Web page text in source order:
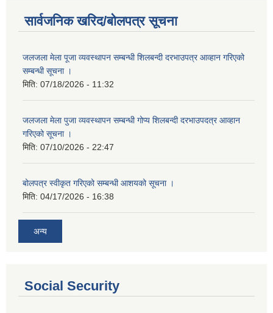
सार्वजनिक खरिद/बोलपत्र सूचना
जलजला मेला पूजा व्यवस्थापन सम्बन्धी शिलबन्दी दरभाउपत्र आव्हान गरिएको
सम्बन्धी सूचना ।
मिति: 07/18/2026 - 11:32
जलजला मेला पुजा व्यवस्थापन सम्बन्धी गोप्य शिलबन्दी दरभाउपदत्र आव्हान
गरिएको सूचना ।
मिति: 07/10/2026 - 22:47
बोलपत्र स्वीकृत गरिएको सम्बन्धी आशयको सूचना ।
मिति: 04/17/2026 - 16:38
अन्य
Social Security